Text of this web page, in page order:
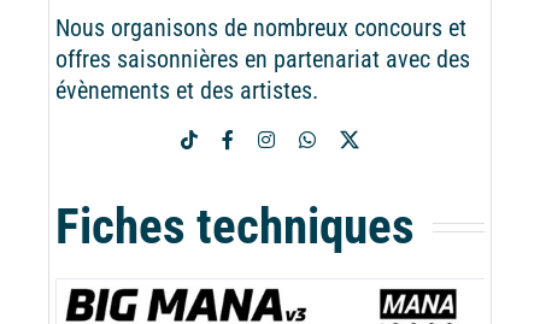
Nous organisons de nombreux concours et
offres saisonnières en partenariat avec des
évènements et des artistes.
Fiches techniques